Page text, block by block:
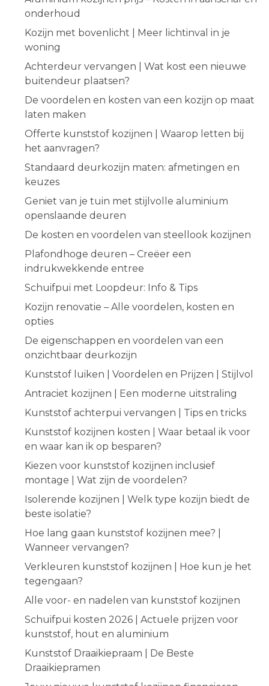
onderhoud
Kozijn met bovenlicht | Meer lichtinval in je
woning
Achterdeur vervangen | Wat kost een nieuwe
buitendeur plaatsen?
De voordelen en kosten van een kozijn op maat
laten maken
Offerte kunststof kozijnen | Waarop letten bij
het aanvragen?
Standaard deurkozijn maten: afmetingen en
keuzes
Geniet van je tuin met stijlvolle aluminium
openslaande deuren
De kosten en voordelen van steellook kozijnen
Plafondhoge deuren – Creëer een
indrukwekkende entree
Schuifpui met Loopdeur: Info & Tips
Kozijn renovatie – Alle voordelen, kosten en
opties
De eigenschappen en voordelen van een
onzichtbaar deurkozijn
Kunststof luiken | Voordelen en Prijzen | Stijlvol
Antraciet kozijnen | Een moderne uitstraling
Kunststof achterpui vervangen | Tips en tricks
Kunststof kozijnen kosten | Waar betaal ik voor
en waar kan ik op besparen?
Kiezen voor kunststof kozijnen inclusief
montage | Wat zijn de voordelen?
Isolerende kozijnen | Welk type kozijn biedt de
beste isolatie?
Hoe lang gaan kunststof kozijnen mee? |
Wanneer vervangen?
Verkleuren kunststof kozijnen | Hoe kun je het
tegengaan?
Alle voor- en nadelen van kunststof kozijnen
Schuifpui kosten 2026 | Actuele prijzen voor
kunststof, hout en aluminium
Kunststof Draaikiepraam | De Beste
Draaikiepramen